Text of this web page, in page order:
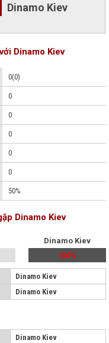
Dinamo Kiev
Dinamo Kiev
0(0)
0
0
0
0
0
50%
Dinamo Kiev
Dinamo Kiev
100%
Dinamo Kiev
Dinamo Kiev
Dinamo Kiev